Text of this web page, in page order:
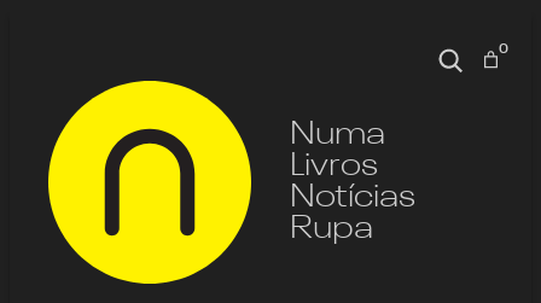
conteúdo
Pesquisa0
Numa
Livros
Notícias
Rupa